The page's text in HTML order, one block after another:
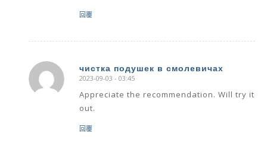
回覆
чистка подушек в смолевичах
says:
2023-09-03 - 03:45
Appreciate the recommendation. Will try it
out.
回覆